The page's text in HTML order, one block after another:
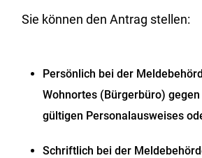
Sie können den Antrag stellen:
Persönlich bei der
Wohnortes (Bürgerbüro)
gültigen Personalausweises
Schriftlich bei der